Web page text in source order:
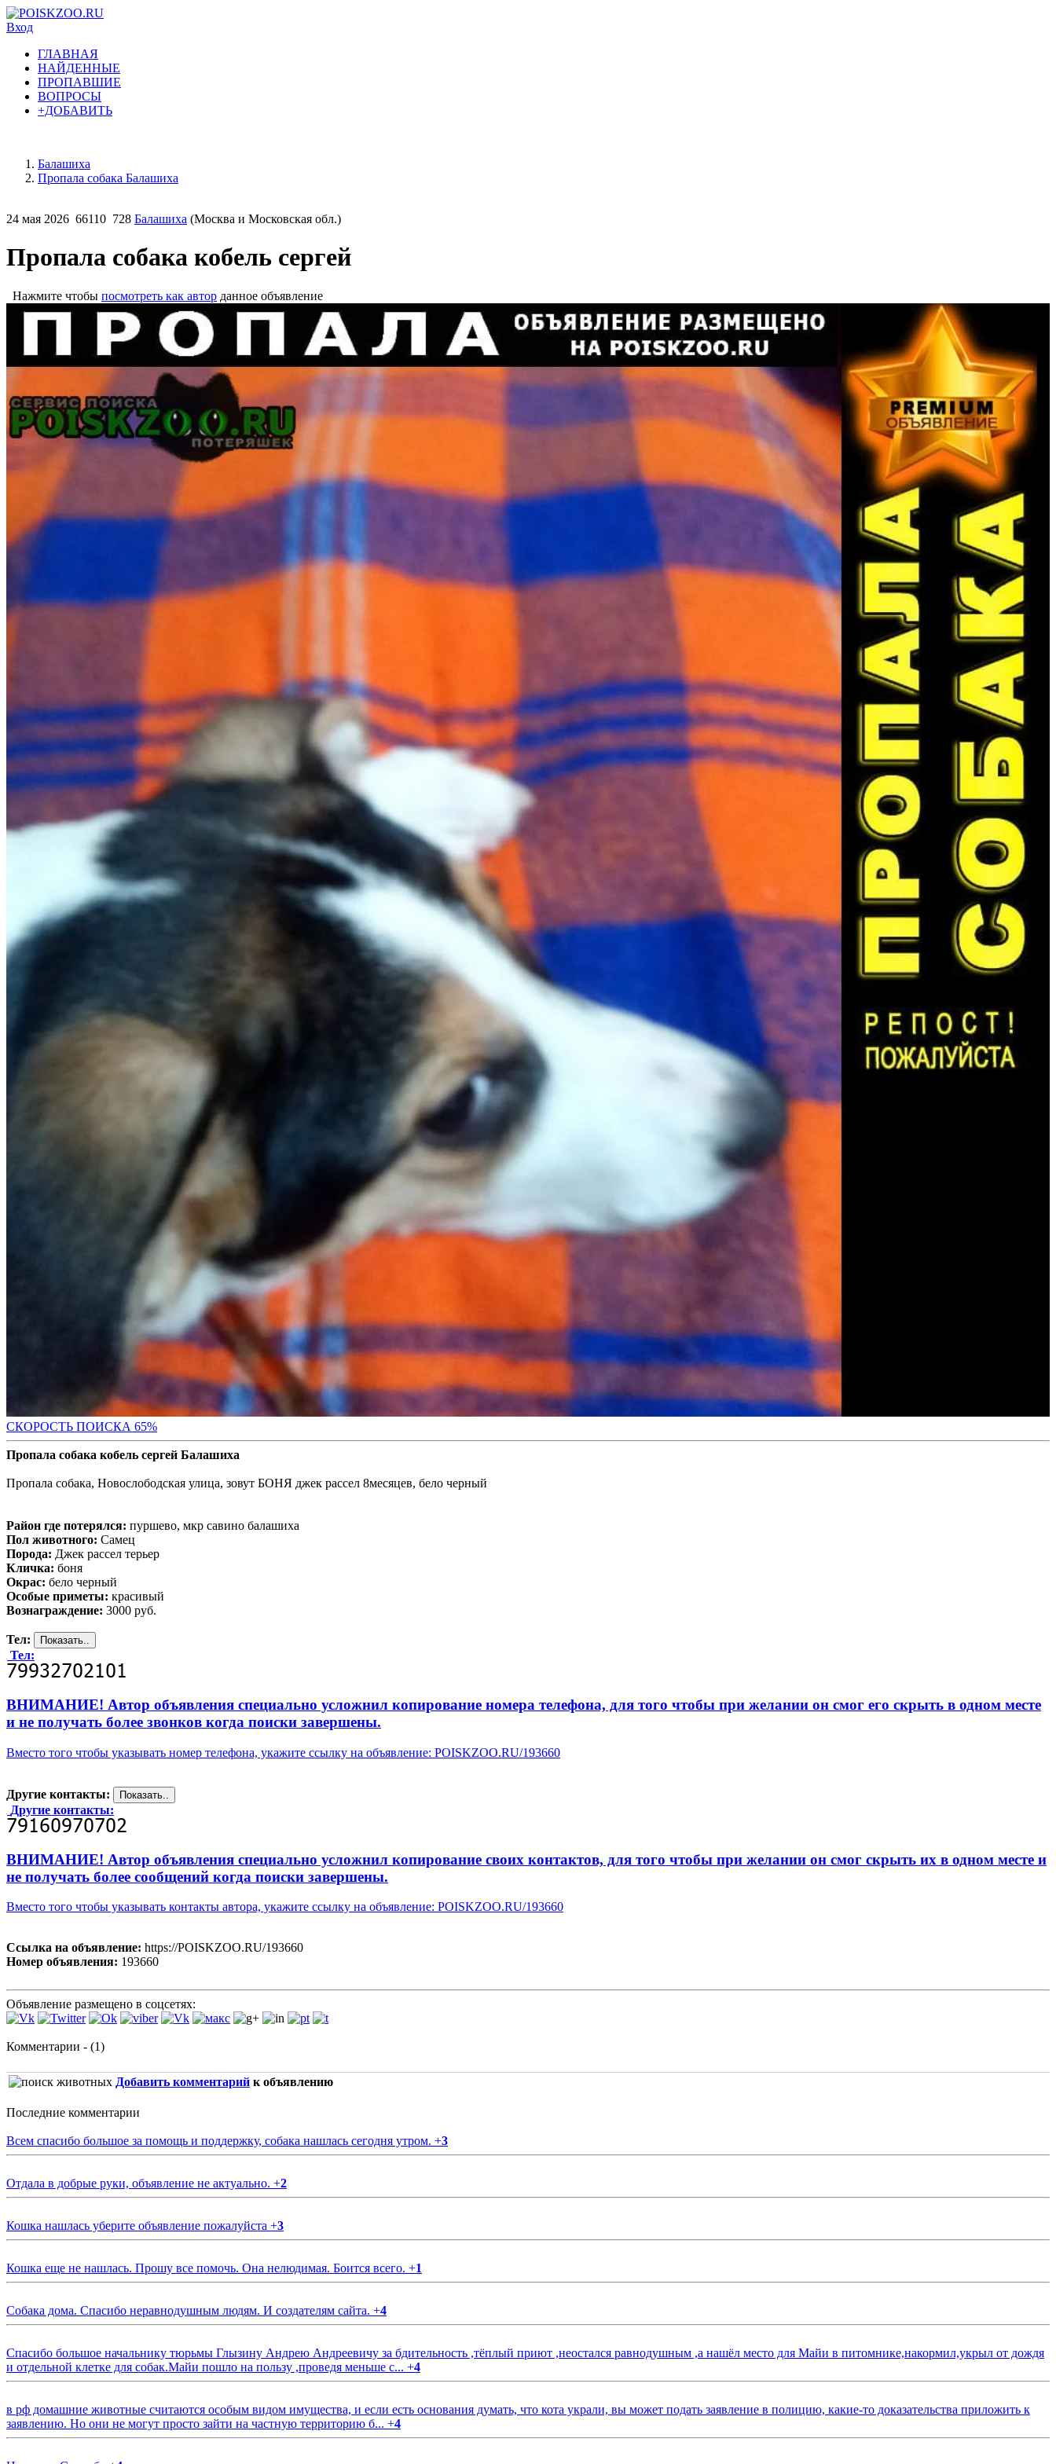
Вход
ГЛАВНАЯ
НАЙДЕННЫЕ
ПРОПАВШИЕ
ВОПРОСЫ
+ДОБАВИТЬ
Балашиха
Пропала собака Балашиха
24 мая 2026 66110 728 Балашиха (Москва и Московская обл.)
Пропала собака кобель сергей
Нажмите чтобы посмотреть как автор данное объявление
СКОРОСТЬ ПОИСКА 65%
Пропала собака кобель сергей Балашиха
Пропала собака, Новослободская улица, зовут БОНЯ джек рассел 8месяцев, бело черный
Район где потерялся: пуршево, мкр савино балашиха
Пол животного: Самец
Порода: Джек рассел терьер
Кличка: боня
Окрас: бело черный
Особые приметы: красивый
Вознаграждение: 3000 руб.
Тел:
Тел:
ВНИМАНИЕ! Автор объявления специально усложнил копирование номера телефона, для того чтобы при желании он смог его скрыть в одном месте
и не получать более звонков когда поиски завершены.
Вместо того чтобы указывать номер телефона, укажите ссылку на объявление: POISKZOO.RU/193660
Другие контакты:
Другие контакты:
ВНИМАНИЕ! Автор объявления специально усложнил копирование своих контактов, для того чтобы при желании он смог скрыть их в одном месте и
не получать более сообщений когда поиски завершены.
Вместо того чтобы указывать контакты автора, укажите ссылку на объявление: POISKZOO.RU/193660
Ссылка на объявление: https://POISKZOO.RU/193660
Номер объявления: 193660
Объявление размещено в соцсетях:
Комментарии - (1)
Добавить комментарий к объявлению
Последние комментарии
Всем спасибо большое за помощь и поддержку, собака нашлась сегодня утром. +3
Отдала в добрые руки, объявление не актуально. +2
Кошка нашлась уберите объявление пожалуйста +3
Кошка еще не нашлась. Прошу все помочь. Она нелюдимая. Боится всего. +1
Собака дома. Спасибо неравнодушным людям. И создателям сайта. +4
Спасибо большое начальнику тюрьмы Глызину Андрею Андреевичу за бдительность ,тёплый приют ,неостался равнодушным ,а нашёл место для Майи в питомнике,накормил,укрыл от дождя
и отдельной клетке для собак.Майи пошло на пользу ,проведя меньше с... +4
в рф домашние животные считаются особым видом имущества, и если есть основания думать, что кота украли, вы может подать заявление в полицию, какие-то доказательства приложить к
заявлению. Но они не могут просто зайти на частную территорию б... +4